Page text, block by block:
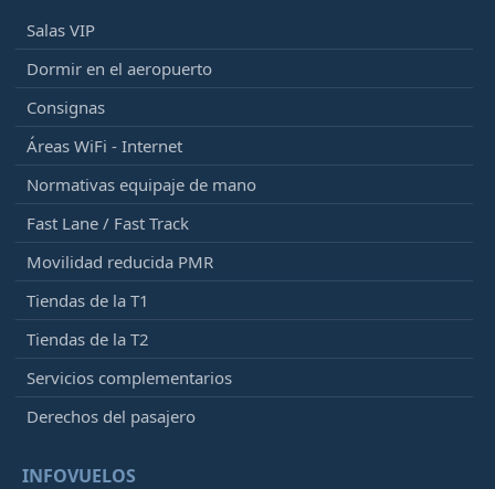
Salas VIP
Dormir en el aeropuerto
Consignas
Áreas WiFi - Internet
Normativas equipaje de mano
Fast Lane / Fast Track
Movilidad reducida PMR
Tiendas de la T1
Tiendas de la T2
Servicios complementarios
Derechos del pasajero
INFOVUELOS